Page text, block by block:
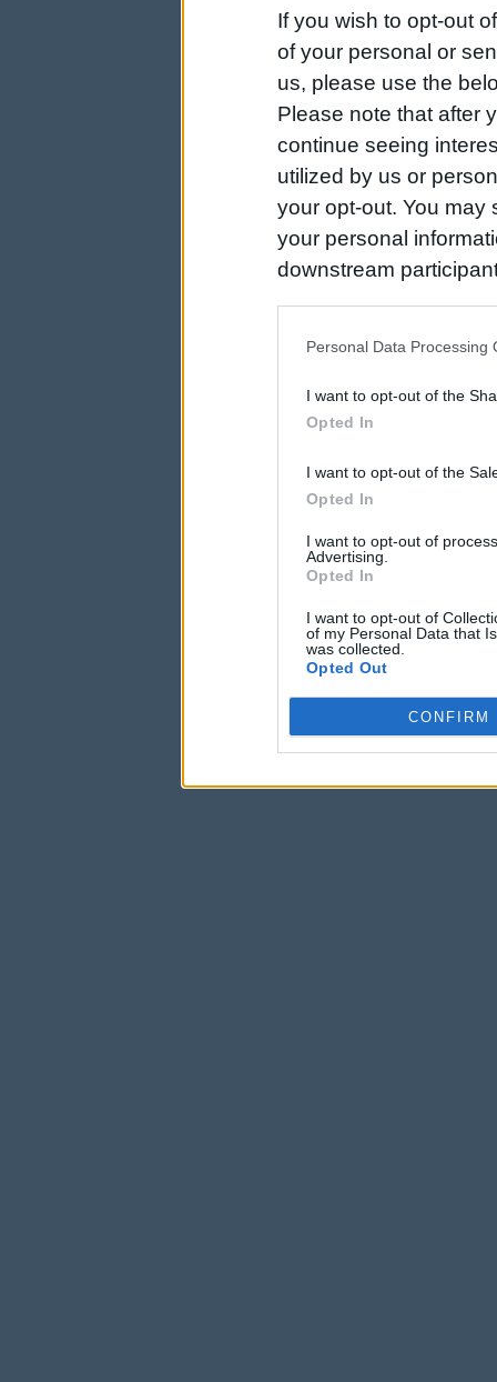
If you wish to opt-out
of your personal or
us, please use the
Please note that after
continue seeing
utilized by us or
your opt-out. You may
your personal
downstream
us to third parties on
Personal Data Processing
I want to opt-out of the
Opted In
I want to opt-out of the
Opted In
I want to opt-out of
Advertising.
Opted In
I want to opt-out of
of my Personal Data that
was collected.
Opted Out
CONFIRM